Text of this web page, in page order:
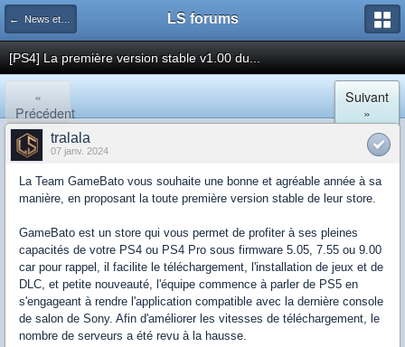
← News et actualités postées sur LS LS forums
[PS4] La première version stable v1.00 du...
«
Précédent
Suivant
»
tralala
07 janv. 2024
La Team GameBato vous souhaite une bonne et agréable année à sa
manière, en proposant la toute première version stable de leur store.
GameBato est un store qui vous permet de profiter à ses pleines
capacités de votre PS4 ou PS4 Pro sous firmware 5.05, 7.55 ou 9.00
car pour rappel, il facilite le téléchargement, l'installation de jeux et de
DLC, et petite nouveauté, l'équipe commence à parler de PS5 en
s'engageant à rendre l'application compatible avec la dernière console
de salon de Sony. Afin d'améliorer les vitesses de téléchargement, le
nombre de serveurs a été revu à la hausse.